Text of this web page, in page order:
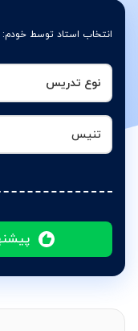
انتخاب استاد توسط خودم:
نوع تدریس
تنیس